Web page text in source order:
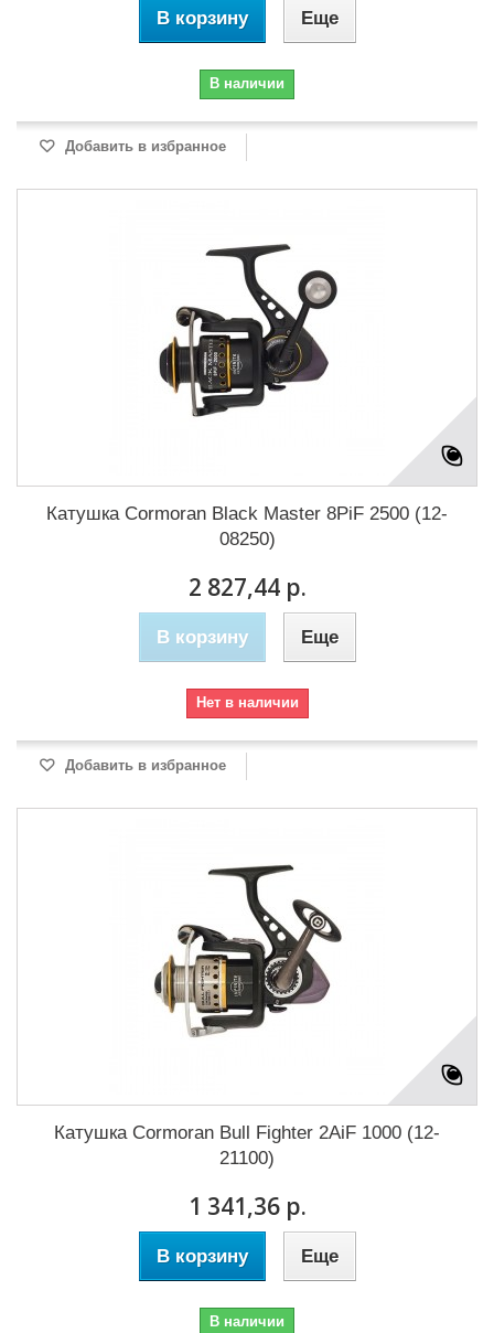
В корзину Еще
В наличии
Добавить в избранное
Катушка Cormoran Black Master 8PiF 2500 (12-
08250)
2 827,44 р.
В корзину Еще
Нет в наличии
Добавить в избранное
Катушка Cormoran Bull Fighter 2AiF 1000 (12-
21100)
1 341,36 р.
В корзину Еще
В наличии